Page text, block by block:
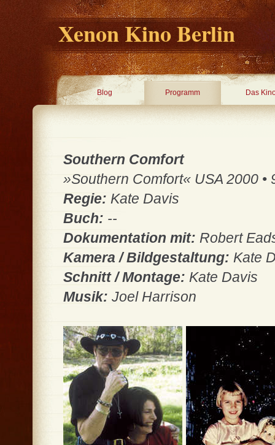
Xenon Kino Berlin
Blog Programm Das
Southern Comfort
»Southern Comfort« USA 2000 •
Regie: Kate Davis
Buch: --
Dokumentation mit: Robert
Kamera / Bildgestaltung: Kate
Schnitt / Montage: Kate Davis
Musik: Joel Harrison